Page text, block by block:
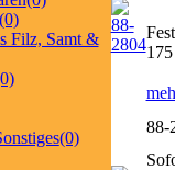
(0)
Filz, Samt &
(0)
88-